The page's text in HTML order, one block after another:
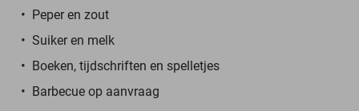
Peper en zout
Suiker en melk
Boeken, tijdschriften en spelletjes
Barbecue op aanvraag